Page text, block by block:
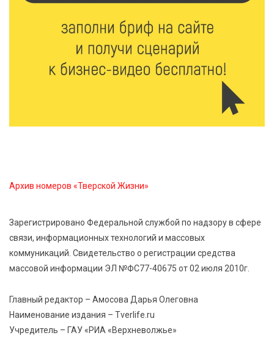
Открыт набор на программу амбассадоров для
студентов российских вузов
7 Авг 2026 15:37 222
Жителям Тверской области напомнили об
7 Авг 2026 15:30 279
трансформаторных подстанций и более 146 км ЛЭП
в Тверской области
7 Авг 2026 15:10 261
появится новая беговая трасса для
профессиональных спортсменов
Архив номеров «Тверской Жизни»
Зарегистрировано Федеральной службой по надзору в сфере
связи, информационных технологий и массовых
коммуникаций. Свидетельство о регистрации средства
массовой информации ЭЛ №ФС77-40675 от 02 июля 2010г.
Главный редактор – Амосова Дарья Олеговна
Наименование издания – Tverlife.ru
Учредитель – ГАУ «РИА «Верхневолжье»